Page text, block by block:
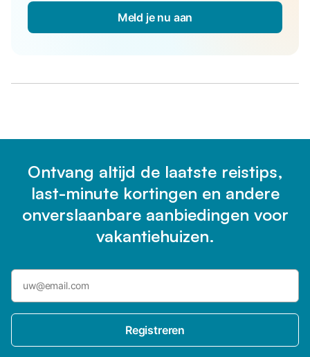
Meld je nu aan
Ontvang altijd de laatste reistips,
last-minute kortingen en andere
onverslaanbare aanbiedingen voor
vakantiehuizen.
Registreren